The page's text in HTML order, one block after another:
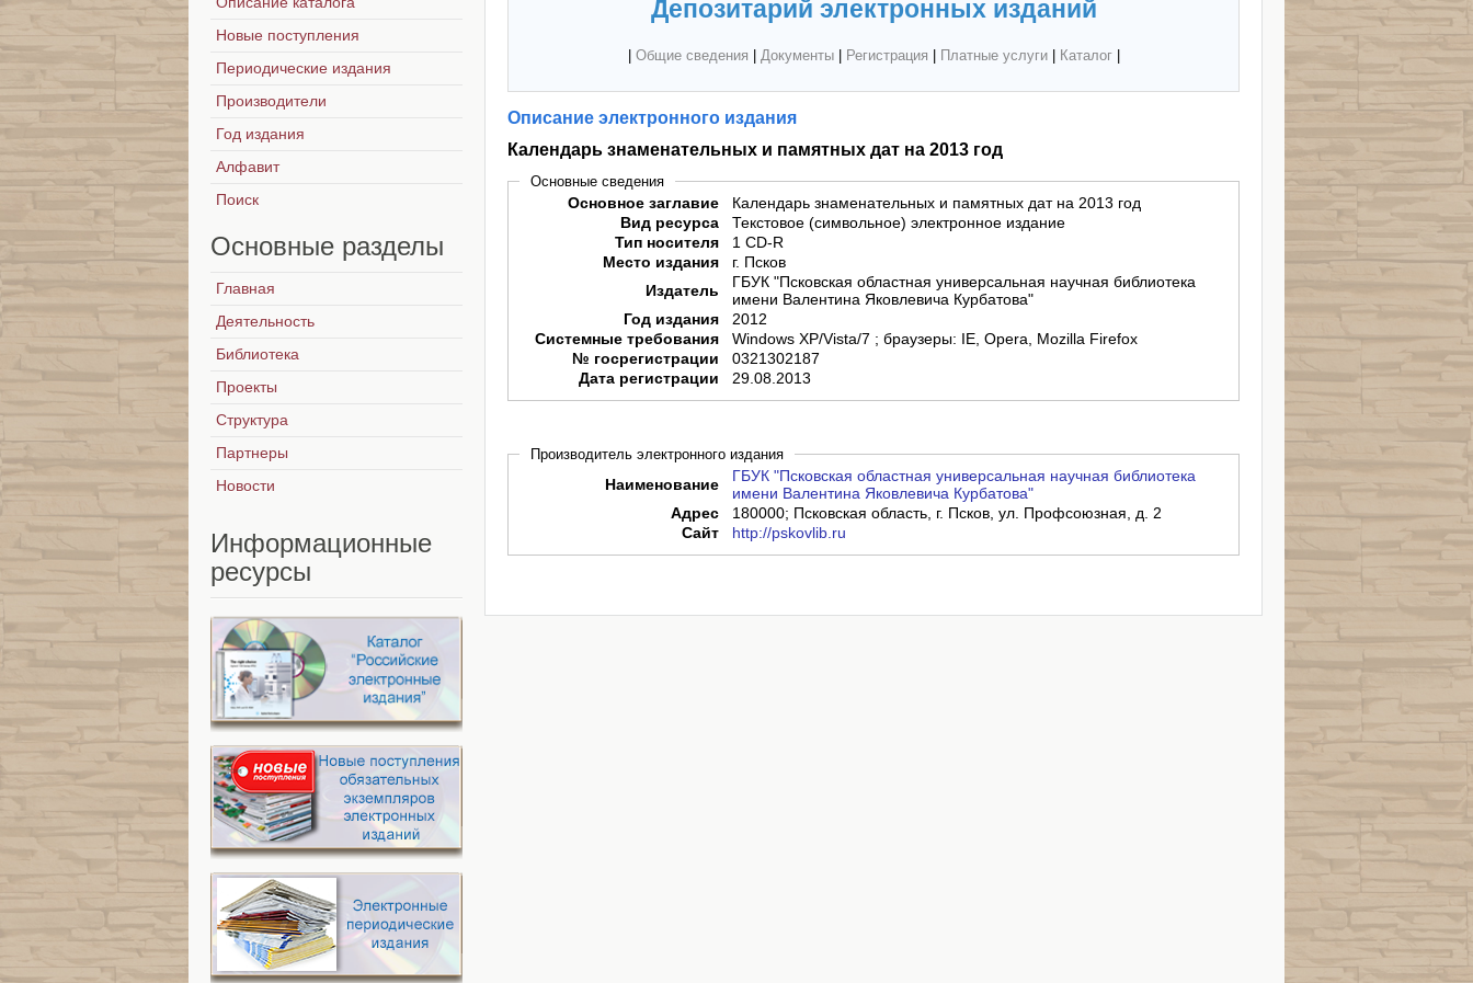
Депозитарий электронных изданий
Общие сведения Документы| Регистрация Платные услуги| Каталог|
Описание электронного издания
Календарь знаменательных и памятных дат на 2013 год
Основные сведения
Основное заглавие
Календарь знаменательных и памятных дат на 2013 год
Вид ресурса
Текстовое (символьное) электронное издание
Тип носителя
1 CD-R
Место издания
г. Псков
Издатель
ГБУК "Псковская областная универсальная научная библиотека
имени Валентина Яковлевича Курбатова"
Год издания
2012
Системные требования
Windows XP/Vista/7 ; браузеры: IE, Opera, Mozilla Firefox
№ госрегистрации
0321302187
Дата регистрации
29.08.2013
Производитель электронного издания
Наименование
ГБУК "Псковская областная универсальная научная библиотека
имени Валентина Яковлевича Курбатова"
Адрес
180000; Псковская область, г. Псков, ул. Профсоюзная, д. 2
Сайт
http://pskovlib.ru
Новые поступления
Периодические издания
Производители
Год издания
Алфавит
Поиск
Основные разделы
Главная
Деятельность
Библиотека
Проекты
Структура
Партнеры
Новости
Информационные
ресурсы